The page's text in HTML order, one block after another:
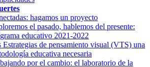
hagamos un proyecto
el pasado, hablemos del presente:
educativo 2021-2022
Estrategias de pensamiento visual (VTS) una
educativa necesaria
por el cambio: el laboratorio de la